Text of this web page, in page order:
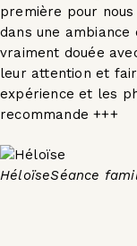
première pour
dans une
vraiment douée
leur attention et
expérience et les
recommande +++
HéloïseSéance